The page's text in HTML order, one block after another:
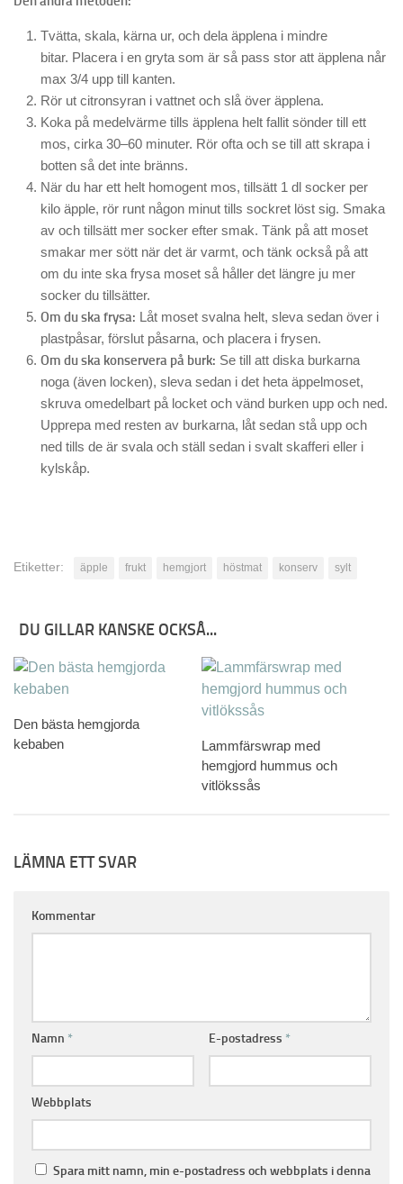
Tvätta, skala, kärna ur, och dela äpplena i mindre
bitar. Placera i en gryta som är så pass stor att äpplena når
max 3/4 upp till kanten.
Rör ut citronsyran i vattnet och slå över äpplena.
Koka på medelvärme tills äpplena helt fallit sönder till ett
mos, cirka 30–60 minuter. Rör ofta och se till att skrapa i
botten så det inte bränns.
När du har ett helt homogent mos, tillsätt 1 dl socker per
kilo äpple, rör runt någon minut tills sockret löst sig. Smaka
av och tillsätt mer socker efter smak. Tänk på att moset
smakar mer sött när det är varmt, och tänk också på att
om du inte ska frysa moset så håller det längre ju mer
socker du tillsätter.
Om du ska frysa: Låt moset svalna helt, sleva sedan över i
plastpåsar, förslut påsarna, och placera i frysen.
Om du ska konservera på burk: Se till att diska burkarna
noga (även locken), sleva sedan i det heta äppelmoset,
skruva omedelbart på locket och vänd burken upp och ned.
Upprepa med resten av burkarna, låt sedan stå upp och
ned tills de är svala och ställ sedan i svalt skafferi eller i
kylskåp.
Etiketter: äpple frukt hemgjort höstmat konserv sylt
DU GILLAR KANSKE OCKSÅ...
Den bästa hemgjorda
kebaben
Lammfärswrap med
hemgjord hummus och
vitlökssås
LÄMNA ETT SVAR
Kommentar
Namn * E-postadress *
Webbplats
Spara mitt namn, min e-postadress och webbplats i denna